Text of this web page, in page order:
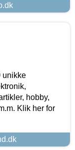
unikke
hobby,
Klik her for